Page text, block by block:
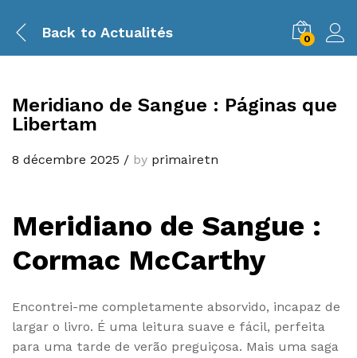
Back to Actualités 0
Meridiano de Sangue : Páginas que
Libertam
8 décembre 2025 / by primairetn
Meridiano de Sangue :
Cormac McCarthy
Encontrei-me completamente absorvido, incapaz de
largar o livro. É uma leitura suave e fácil, perfeita
para uma tarde de verão preguiçosa. Mais uma saga